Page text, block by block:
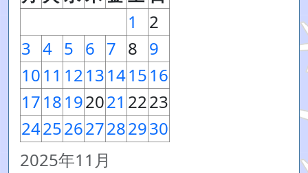
2025年11月
1
2
3 4 5 6 7 8 9
1011 1213141516
1718192021 2223
24252627282930